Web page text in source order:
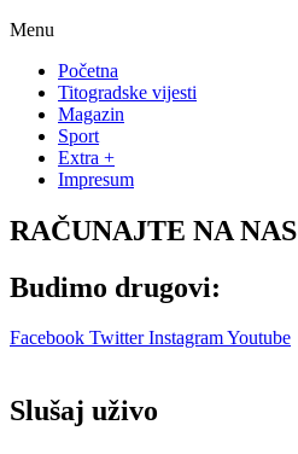
Menu
Početna
Titogradske vijesti
Magazin
Sport
Extra +
Impresum
RAČUNAJTE NA NAS
Budimo drugovi:
Facebook Twitter InstagramYoutube
Slušaj uživo